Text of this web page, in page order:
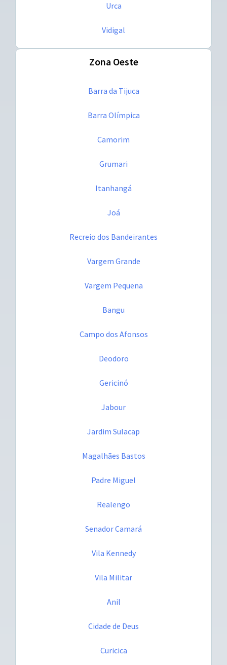
Urca
Vidigal
Zona Oeste
Barra da Tijuca
Barra Olímpica
Camorim
Grumari
Itanhangá
Joá
Recreio dos Bandeirantes
Vargem Grande
Vargem Pequena
Bangu
Campo dos Afonsos
Deodoro
Gericinó
Jabour
Jardim Sulacap
Magalhães Bastos
Padre Miguel
Realengo
Senador Camará
Vila Kennedy
Vila Militar
Anil
Cidade de Deus
Curicica